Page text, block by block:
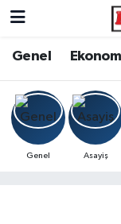
Genel
Genel Asayiş